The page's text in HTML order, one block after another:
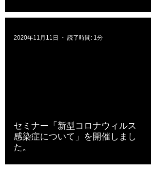
セミナー「新型コロナウィルス
感染症について」を開催しまし
た。
2020年11月11日 読了時間: 1分